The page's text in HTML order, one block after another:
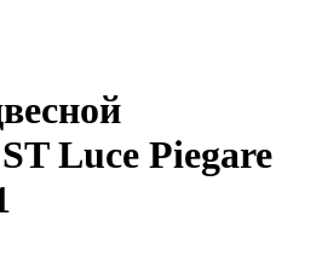
Luce Piegare